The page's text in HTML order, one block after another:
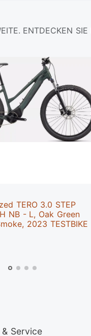
ENTDECKEN
TERO 3.0 STEP
NB - L, Oak Green
2023 TESTBIKE
Service